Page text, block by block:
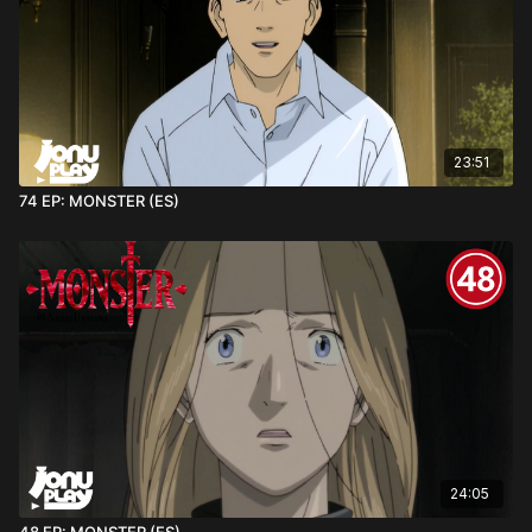
23:51
74 EP: MONSTER (ES)
24:05